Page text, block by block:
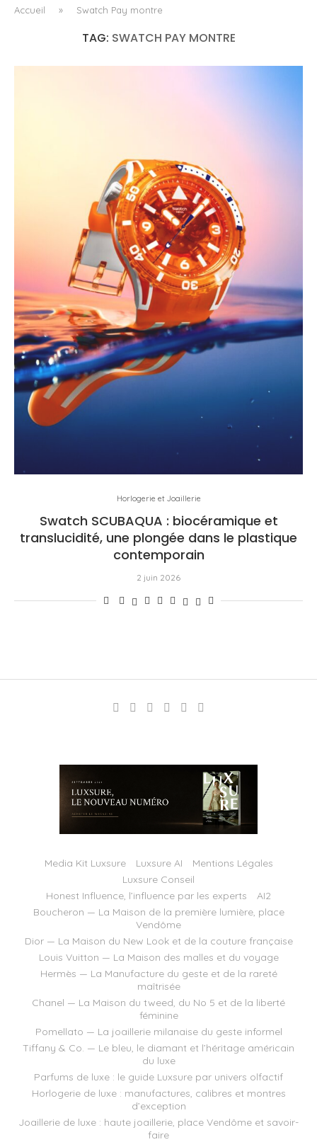
Accueil » Swatch Pay montre
TAG: SWATCH PAY MONTRE
Horlogerie et Joaillerie
Swatch SCUBAQUA : biocéramique et
translucidité, une plongée dans le plastique
contemporain
2 juin 2026
Media Kit Luxsure Luxsure AI
Mentions Légales
Luxsure Conseil
Honest Influence, l’influence par les experts
AI2
Boucheron — La Maison de la première lumière, place
Vendôme
Dior — La Maison du New Look et de la couture française
Louis Vuitton — La Maison des malles et du voyage
Hermès — La Manufacture du geste et de la rareté
maîtrisée
Chanel — La Maison du tweed, du No 5 et de la liberté
féminine
Pomellato — La joaillerie milanaise du geste informel
Tiffany & Co. — Le bleu, le diamant et l’héritage américain
du luxe
Parfums de luxe : le guide Luxsure par univers olfactif
Horlogerie de luxe : manufactures, calibres et montres
d’exception
Joaillerie de luxe : haute joaillerie, place Vendôme et savoir-
faire